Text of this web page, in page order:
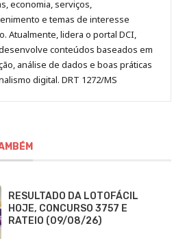
economia, serviços,
e temas de interesse
Atualmente, lidera o portal DCI,
conteúdos baseados em
análise de dados e boas práticas
digital. DRT 1272/MS
RESULTADO DA LOTOFÁCIL
HOJE, CONCURSO 3757 E
RATEIO (09/08/26)